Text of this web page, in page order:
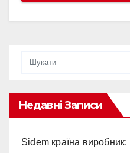
Недавні Записи
Sidem країна виробник: